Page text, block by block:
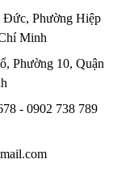
Đức, Phường Hiệp
Minh
Phường 10, Quận
- 0902 738 789